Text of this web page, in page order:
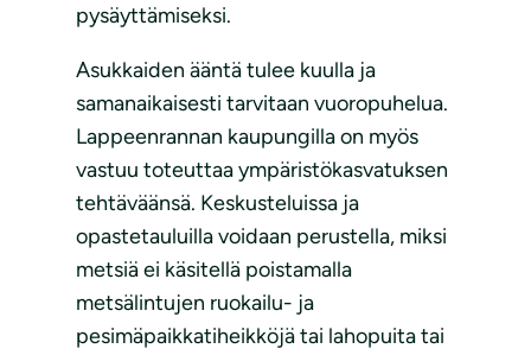
pysäyttämiseksi.
Asukkaiden ääntä tulee kuulla ja
samanaikaisesti tarvitaan vuoropuhelua.
Lappeenrannan kaupungilla on myös
vastuu toteuttaa ympäristökasvatuksen
tehtäväänsä. Keskusteluissa ja
opastetauluilla voidaan perustella, miksi
metsiä ei käsitellä poistamalla
metsälintujen ruokailu- ja
pesimäpaikkatiheikköjä tai lahopuita tai